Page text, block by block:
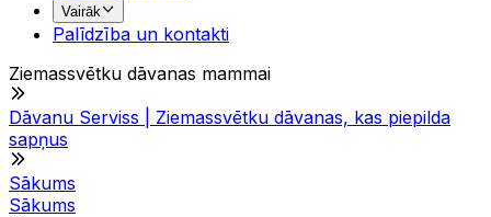
Vairāk
Palīdzība un kontakti
Ziemassvētku dāvanas mammai
Dāvanu Serviss | Ziemassvētku dāvanas, kas piepilda
sapņus
Sākums
Sākums